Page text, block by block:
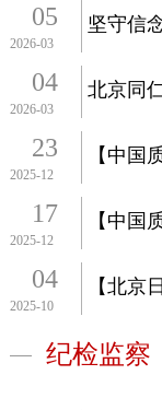
05
2026-03
坚守信
04
2026-03
北京同
23
2025-12
17
2025-12
04
2025-10
纪检监察